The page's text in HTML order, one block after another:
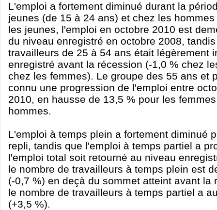
L'emploi a fortement diminué durant la
jeunes (de 15 à 24 ans) et chez les
les jeunes, l'emploi en octobre 2010 est
du niveau enregistré en octobre 2008,
travailleurs de 25 à 54 ans était légèrement
enregistré avant la récession (-1,0 % chez
chez les femmes). Le groupe des 55 ans et
connu une progression de l'emploi entre
2010, en hausse de 13,5 % pour les
hommes.
L'emploi à temps plein a fortement diminué
repli, tandis que l'emploi à temps partiel a
l'emploi total soit retourné au niveau
le nombre de travailleurs à temps plein est
(-0,7 %) en deçà du sommet atteint avant la
le nombre de travailleurs à temps partiel a
(+3,5 %).